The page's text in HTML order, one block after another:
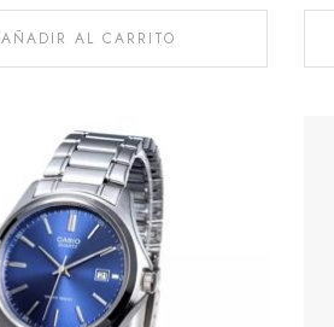
AÑADIR AL CARRITO